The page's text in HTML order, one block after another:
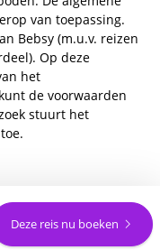
van toepassing.
Bebsy (m.u.v. reizen
Op deze
het
de voorwaarden
stuurt het
Deze reis nu boeken